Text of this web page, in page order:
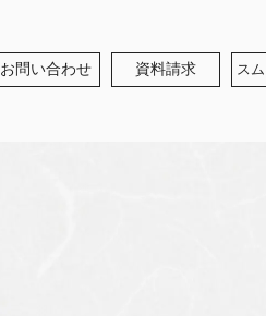
お問い合わせ 資料請求 ス